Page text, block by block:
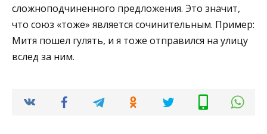
сложноподчиненного предложения. Это значит,
что союз «тоже» является сочинительным. Пример:
Митя пошел гулять, и я тоже отправился на улицу
вслед за ним.